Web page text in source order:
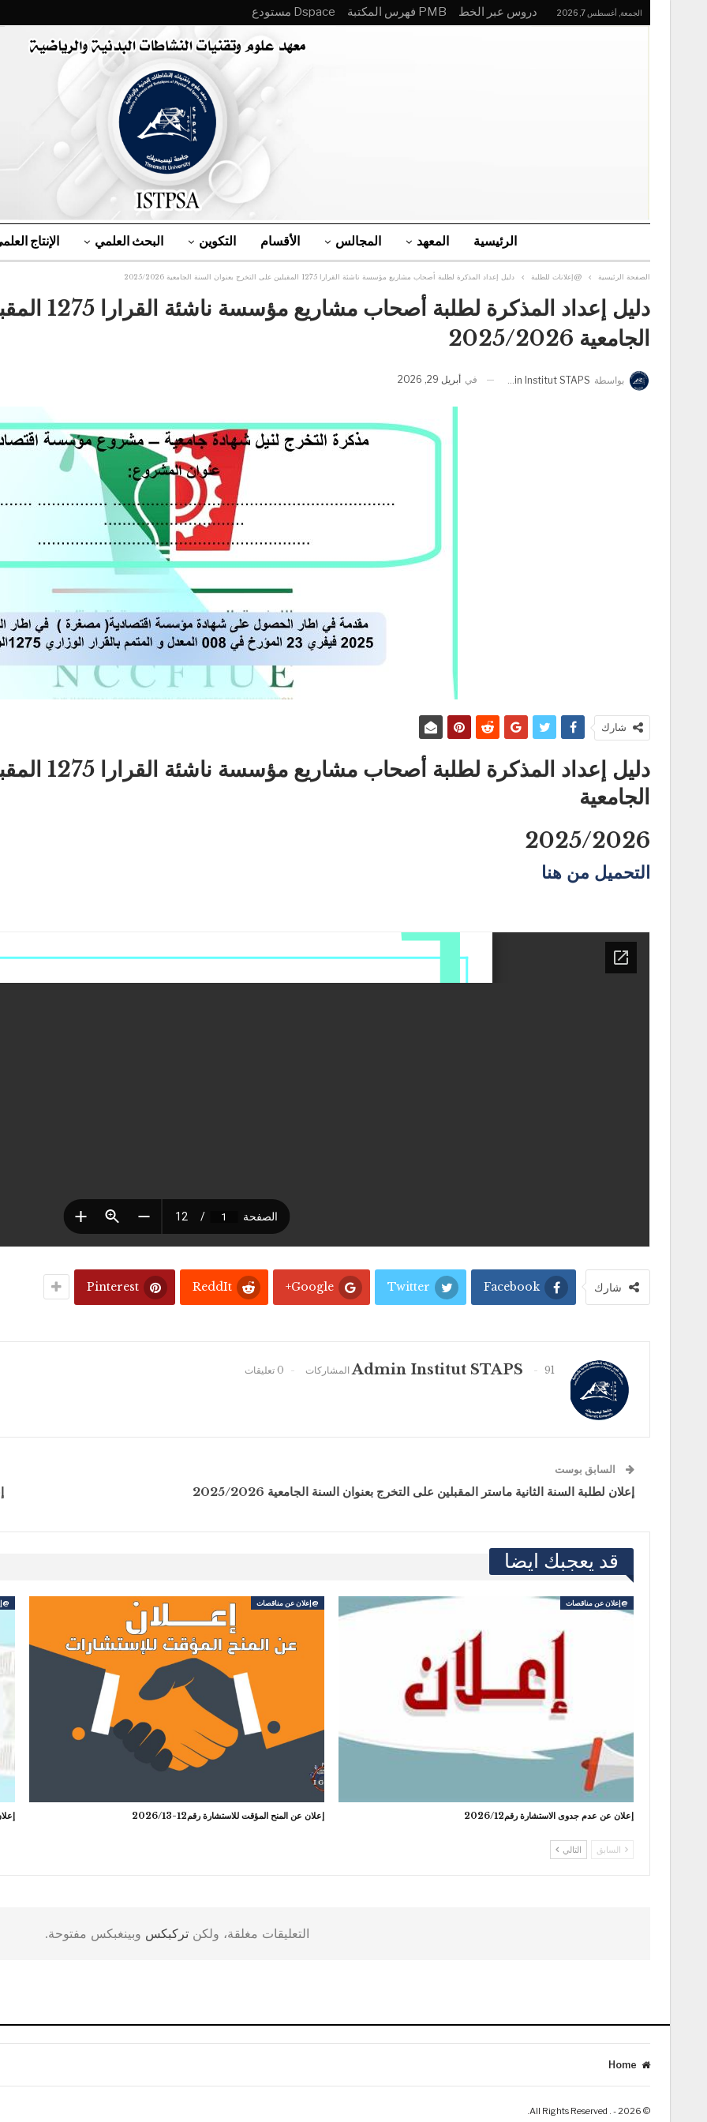
الجمعة, أغسطس 7, 2026 دروس عبر الخط PMB فهرس المكتبة Dspace مستودع
الرئيسية المعهد المجالس الأقسام التكوين البحث العلمي الإنتاج
الصفحة الرئيسية @إعلانات للطلبة دليل إعداد المذكرة لطلبة أصحاب مشاريع مؤسسة ناشئة القرارا 1275 المقبلين على التخرج بعنوان السنة الجامعية 2025/2026
دليل إعداد
الجامعية 2025/2026
بواسطة Admin Institut STAPS في أبريل 29, 2026
شارك
دليل إعداد المذكرة
لطلبة
الجامعية
2025/2026
التحميل من هنا
شارك Facebook
Twitter
Google+
ReddIt
Pinterest
Admin Institut STAPS 91 المشاركات 0 تعليقات
السابق بوست
إعلان لطلبة السنة الثانية ماستر المقبلين على التخرج بعنوان السنة الجامعية 2025/2026
قد يعجبك ايضا
@إعلان عن مناقصات
إعلان عن عدم جدوى الاستشارة رقم2026/12
@إعلان عن مناقصات
إعلان عن المنح المؤقت للاستشارة رقم12-2026/13
السابق التالي
التعليقات مغلقة، ولكنتركبكس وبينغبكس مفتوحة.
Home
© 2026 - . All Rights Reserved.